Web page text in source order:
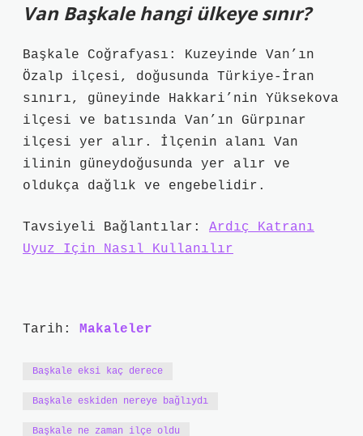
Van Başkale hangi ülkeye sınır?
Başkale Coğrafyası: Kuzeyinde Van’ın
Özalp ilçesi, doğusunda Türkiye-İran
sınırı, güneyinde Hakkari’nin Yüksekova
ilçesi ve batısında Van’ın Gürpınar
ilçesi yer alır. İlçenin alanı Van
ilinin güneydoğusunda yer alır ve
oldukça dağlık ve engebelidir.
Tavsiyeli Bağlantılar: Ardıç Katranı
Uyuz Için Nasıl Kullanılır
Tarih: Makaleler
Başkale eksi kaç derece
Başkale eskiden nereye bağlıydı
Başkale ne zaman ilçe oldu